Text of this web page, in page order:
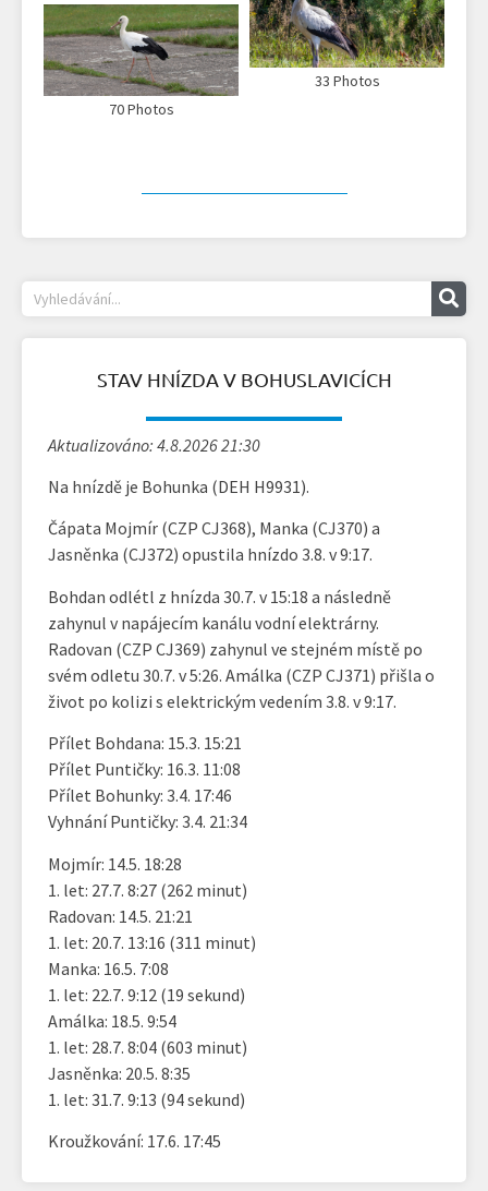
70 Photos
33 Photos
STAV HNÍZDA V BOHUSLAVICÍCH
Aktualizováno: 4.8.2026 21:30
Na hnízdě je Bohunka (DEH H9931).
Čápata Mojmír (CZP CJ368), Manka (CJ370) a
Jasněnka (CJ372) opustila hnízdo 3.8. v 9:17.
Bohdan odlétl z hnízda 30.7. v 15:18 a následně
zahynul v napájecím kanálu vodní elektrárny.
Radovan (CZP CJ369) zahynul ve stejném místě po
svém odletu 30.7. v 5:26. Amálka (CZP CJ371) přišla o
život po kolizi s elektrickým vedením 3.8. v 9:17.
Přílet Bohdana: 15.3. 15:21
Přílet Puntičky: 16.3. 11:08
Přílet Bohunky: 3.4. 17:46
Vyhnání Puntičky: 3.4. 21:34
Mojmír: 14.5. 18:28
1. let: 27.7. 8:27 (262 minut)
Radovan: 14.5. 21:21
1. let: 20.7. 13:16 (311 minut)
Manka: 16.5. 7:08
1. let: 22.7. 9:12 (19 sekund)
Amálka: 18.5. 9:54
1. let: 28.7. 8:04 (603 minut)
Jasněnka: 20.5. 8:35
1. let: 31.7. 9:13 (94 sekund)
Kroužkování: 17.6. 17:45